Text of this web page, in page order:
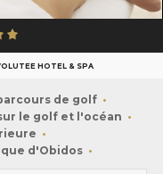
HOTEL & SPA
de golf
le golf et l'océan
d'Obidos